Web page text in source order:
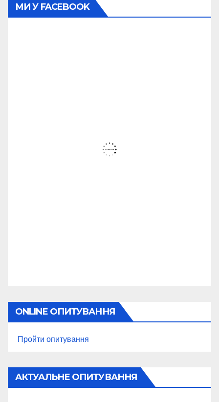
МИ У FACEBOOK
ONLINE ОПИТУВАННЯ
Пройти опитування
АКТУАЛЬНЕ ОПИТУВАННЯ